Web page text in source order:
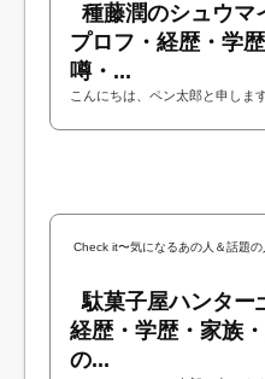
種藤潤のシュウマ
プロフ・経歴・学
噂・...
こんにちは、ペン太郎と申しま
Check it〜気になるあの人＆話題の
駄菓子屋ハンター
経歴・学歴・家族
の...